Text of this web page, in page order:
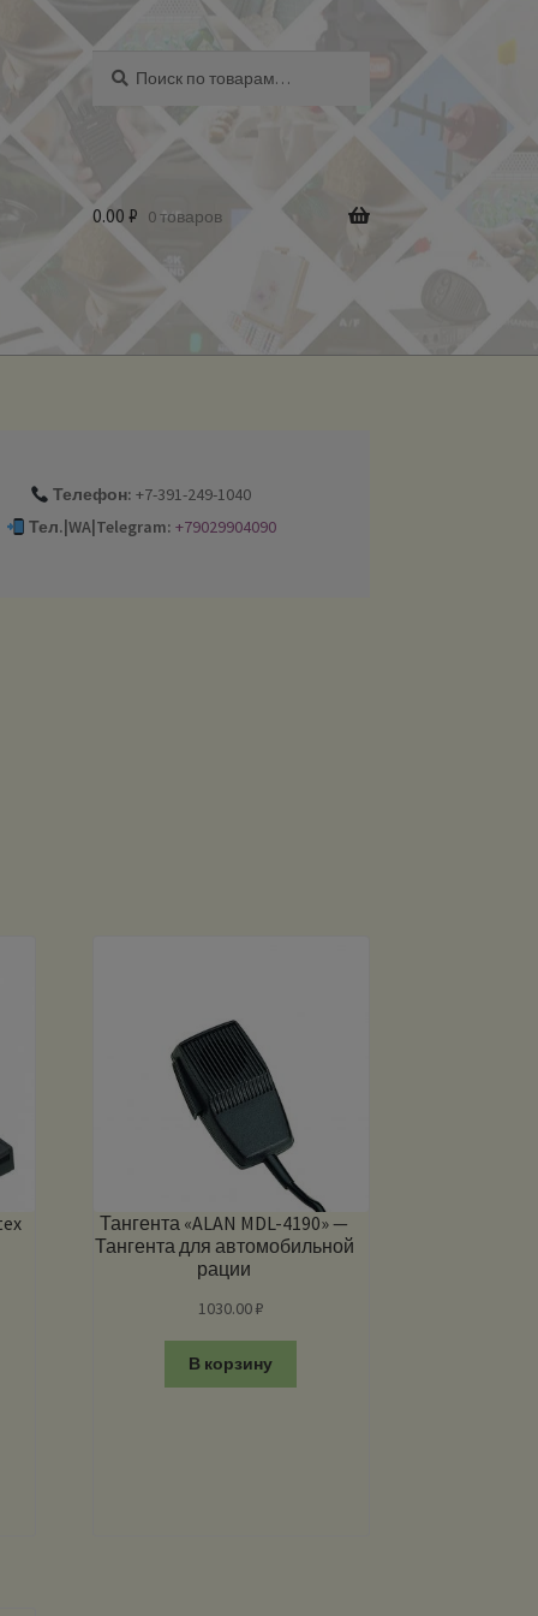
0.00 ₽ 0 товаров
Телефон: +7-391-249-1040
Тел.|WA|Telegram: +79029904090
Тангента «ALAN MDL-4190» —
Тангента для автомобильной
рации
1030.00₽
В корзину